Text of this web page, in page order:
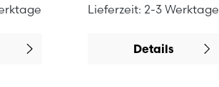
Lieferzeit: 2-3 Werktage
Details